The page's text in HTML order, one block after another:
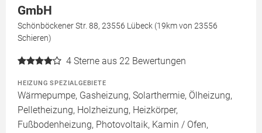
GmbH
Schönböckener Str. 88, 23556 Lübeck (19km von 23556
Schieren)
4 Sterne aus 22 Bewertungen
HEIZUNG SPEZIALGEBIETE
Wärmepumpe, Gasheizung, Solarthermie, Ölheizung,
Pelletheizung, Holzheizung, Heizkörper,
Fußbodenheizung, Photovoltaik, Kamin / Ofen,